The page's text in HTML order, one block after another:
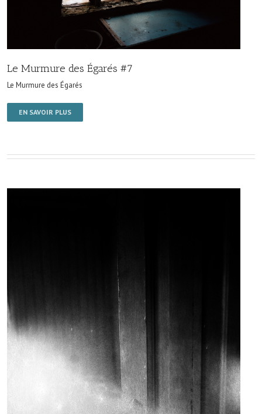
Le Murmure des Égarés #7
Le Murmure des Égarés
EN SAVOIR PLUS